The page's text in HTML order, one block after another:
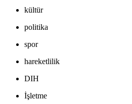
kültür
politika
spor
hareketlilik
DIH
İşletme